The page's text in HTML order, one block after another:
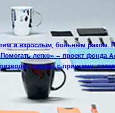
и взрослым, больным раком.
легко» — проект фонда
товары с принтами,